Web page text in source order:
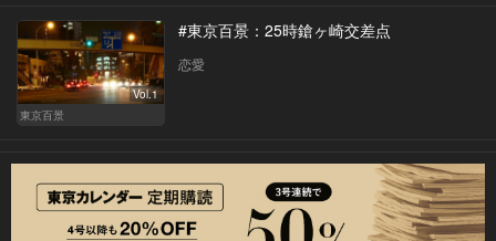
Vol.1
東京百景
#東京百景：25時鎗ヶ崎交差点
恋愛